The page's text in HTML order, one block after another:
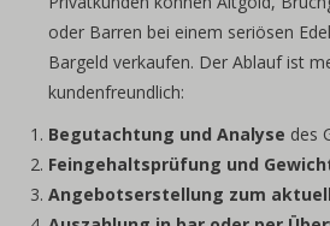
oder Barren bei einem seriösen
Bargeld verkaufen. Der Ablauf ist
kundenfreundlich:
Begutachtung und Analyse des
Feingehaltsprüfung und
Angebotserstellung zum